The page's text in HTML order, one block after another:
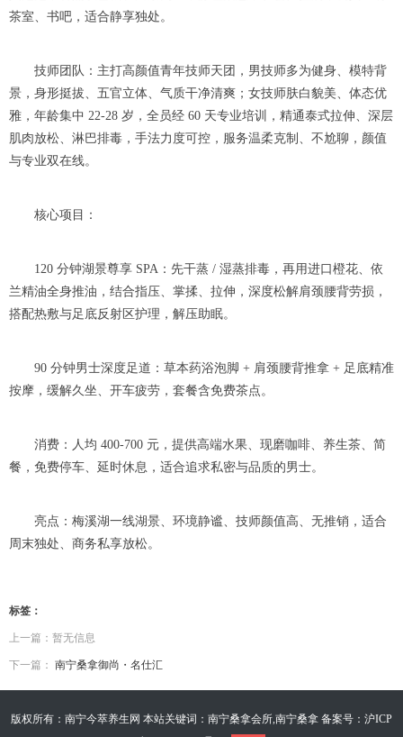
茶室、书吧，适合静享独处。
技师团队：主打高颜值青年技师天团，男技师多为健身、模特背
景，身形挺拔、五官立体、气质干净清爽；女技师肤白貌美、体态优
雅，年龄集中 22-28 岁，全员经 60 天专业培训，精通泰式拉伸、深层
肌肉放松、淋巴排毒，手法力度可控，服务温柔克制、不尬聊，颜值
与专业双在线。
核心项目：
120 分钟湖景尊享 SPA：先干蒸 / 湿蒸排毒，再用进口橙花、依
兰精油全身推油，结合指压、掌揉、拉伸，深度松解肩颈腰背劳损，
搭配热敷与足底反射区护理，解压助眠。
90 分钟男士深度足道：草本药浴泡脚 + 肩颈腰背推拿 + 足底精准
按摩，缓解久坐、开车疲劳，套餐含免费茶点。
消费：人均 400-700 元，提供高端水果、现磨咖啡、养生茶、简
餐，免费停车、延时休息，适合追求私密与品质的男士。
亮点：梅溪湖一线湖景、环境静谧、技师颜值高、无推销，适合
周末独处、商务私享放松。
标签：
上一篇：暂无信息
下一篇： 南宁桑拿御尚・名仕汇
版权所有：南宁今萃养生网 本站关键词：南宁桑拿会所,南宁桑拿 备案号： 沪ICP